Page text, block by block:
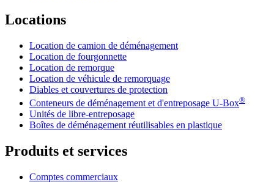
Locations
Location de camion de déménagement
Location de fourgonnette
Location de remorque
Location de véhicule de remorquage
Diables et couvertures de protection
Conteneurs de déménagement et d'entreposage U-Box®
Unités de libre-entreposage
Boîtes de déménagement réutilisables en plastique
Produits et services
Comptes commerciaux